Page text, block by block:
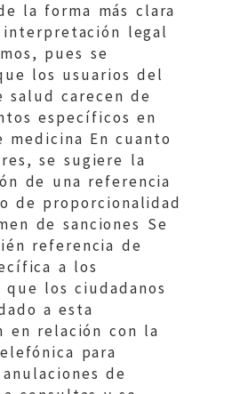
la forma más clara
legal
pues se
los usuarios del
salud carecen de
específicos en
medicina En cuanto
se sugiere la
de una referencia
de proporcionalidad
de sanciones Se
referencia de
a los
que los ciudadanos
a esta
en relación con la
para
de